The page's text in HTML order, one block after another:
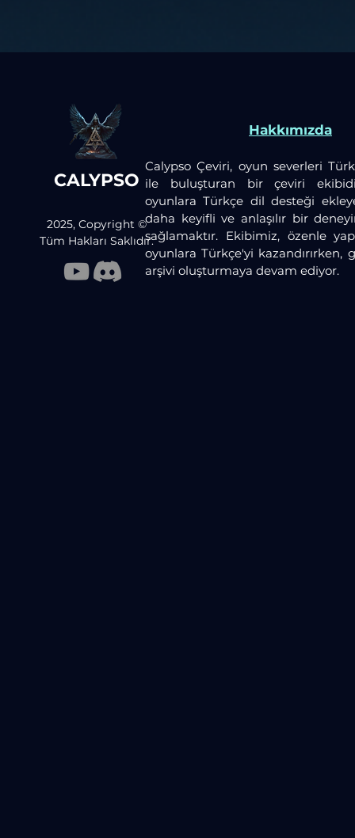
CALYPSO
2025, Copyright ©
Tüm Hakları Saklıdır.
Hakkımızda
Calypso Çeviri, oyun severleri
ile buluşturan bir çeviri
oyunlara Türkçe dil desteği
daha keyifli ve anlaşılır bir
sağlamaktır. Ekibimiz, özenle
oyunlara Türkçe'yi kazandırırken,
arşivi oluşturmaya devam ediyor.​